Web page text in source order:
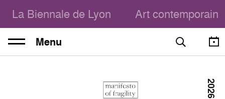
La Biennale de Lyon Art contemporain
Menu
2026